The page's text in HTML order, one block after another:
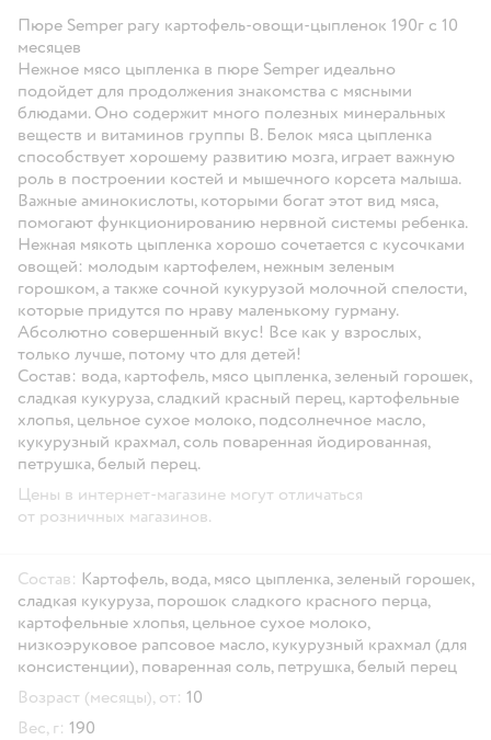
Пюре Semper рагу картофель-овощи-цыпленок 190г с 10
месяцев
Нежное мясо цыпленка в пюре Semper идеально
подойдет для продолжения знакомства с мясными
блюдами. Оно содержит много полезных минеральных
веществ и витаминов группы В. Белок мяса цыпленка
способствует хорошему развитию мозга, играет важную
роль в построении костей и мышечного корсета малыша.
Важные аминокислоты, которыми богат этот вид мяса,
помогают функционированию нервной системы ребенка.
Нежная мякоть цыпленка хорошо сочетается с кусочками
овощей: молодым картофелем, нежным зеленым
горошком, а также сочной кукурузой молочной спелости,
которые придутся по нраву маленькому гурману.
Абсолютно совершенный вкус! Все как у взрослых,
только лучше, потому что для детей!
Состав: вода, картофель, мясо цыпленка, зеленый горошек,
сладкая кукуруза, сладкий красный перец, картофельные
хлопья, цельное сухое молоко, подсолнечное масло,
кукурузный крахмал, соль поваренная йодированная,
петрушка, белый перец.
Цены в интернет-магазине могут отличаться
от розничных магазинов.
Состав: Картофель, вода, мясо цыпленка, зеленый горошек,
сладкая кукуруза, порошок сладкого красного перца,
картофельные хлопья, цельное сухое молоко,
низкоэруковое рапсовое масло, кукурузный крахмал (для
консистенции), поваренная соль, петрушка, белый перец
Возраст (месяцы), от: 10
Вес, г: 190